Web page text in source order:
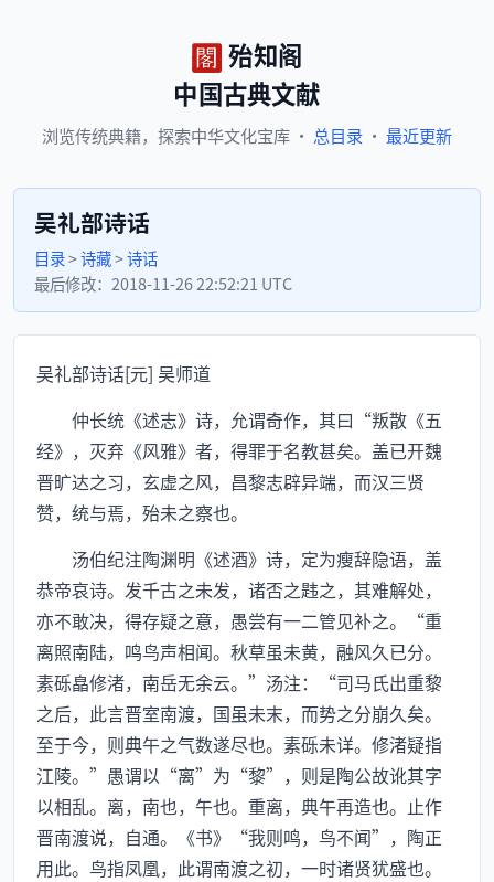
殆知阁
中国古典文献
浏览传统典籍， 探索中华文化宝库 · 总目录 · 最近更新
吴礼部诗话
目录>诗藏>诗话
最后修改： 2018-11-26 22:52:21 UTC
吴礼部诗话[元] 吴师道
仲长统《述志》诗，允谓奇作，其曰“叛散《五
经》，灭弃《风雅》者，得罪于名教甚矣。盖已开魏
晋旷达之习，玄虚之风，昌黎志辟异端，而汉三贤
赞，统与焉，殆未之察也。
汤伯纪注陶渊明《述酒》诗，定为瘦辞隐语，盖
恭帝哀诗。发千古之未发，诸否之韪之，其难解处，
亦不敢决，得存疑之意，愚尝有一二管见补之。“重
离照南陆，鸣鸟声相闻。秋草虽未黄，融风久已分。
素砾皛修渚，南岳无余云。”汤注：“司马氏出重黎
之后，此言晋室南渡，国虽未末，而势之分崩久矣。
至于今，则典午之气数遂尽也。素砾未详。修渚疑指
江陵。”愚谓以“离”为“黎”，则是陶公故讹其字
以相乱。离，南也，午也。重离，典午再造也。止作
晋南渡说，自通。《书》“我则鸣，鸟不闻”，陶正
用此。鸟指凤凰，此谓南渡之初，一时诸贤犹盛也。